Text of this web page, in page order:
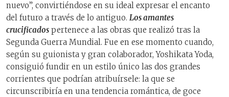
nuevo”, convirtiéndose en su ideal expresar el encanto
del futuro a través de lo antiguo. Los amantes
crucificados pertenece a las obras que realizó tras la
Segunda Guerra Mundial. Fue en ese momento cuando,
según su guionista y gran colaborador, Yoshikata Yoda,
consiguió fundir en un estilo único las dos grandes
corrientes que podrían atribuírsele: la que se
circunscribiría en una tendencia romántica, de goce